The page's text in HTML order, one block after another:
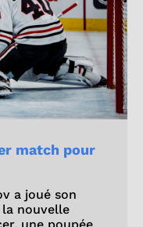
match pour
a joué son
nouvelle
une poupée